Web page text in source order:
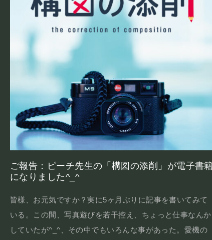
ご報告：ピーチ先生の「構図の添削」が電子書
になりました^_^
皆様、お元気ですか？実に5ヶ月ぶりに記事を書いてみて
いる。この間、写真遊びを若干控え、ちょっと仕事なんか
していたが^_^、その中でもいろんな事があった。愛機の